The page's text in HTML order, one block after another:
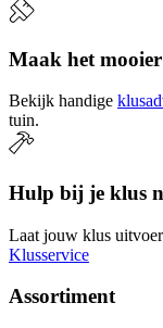
Maak het mooier
Bekijk handige
tuin.
Hulp bij je klus
Laat jouw klus
Klusservice
Assortiment